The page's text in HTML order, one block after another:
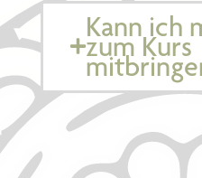
Kann ich
zum Kurs